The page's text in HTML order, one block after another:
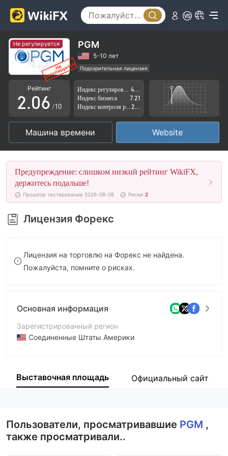
Не регулируется PGM
5-10 лет
Подозрительная лицензия
Регион деятельности подозрителен
Высокие потенциальные риски
Рейтинг
0
1
2
3
4
5
6
7
8
9
.0
1
2
3
4
5
6
7
8
9
2
3
4
5
6
7
8
9
/10
Индекс бизнеса
7.21
Машина времени Website
Предупреждение: слишком низкий рейтинг WikiFX,
держитесь подальше!
Прошлое тестирование 2026-08-08 Риски 2
Лицензия Форекс
Лицензия на торговлю на Форекс не найдена.
Пожалуйста, помните о рисках.
Основная информация
Зарегистрированный регион
Соединенные Штаты Америки
Компания
Выставочная площадь Официальный сайт
Пользователи, просматривавшие PGM ,
также просматривали..